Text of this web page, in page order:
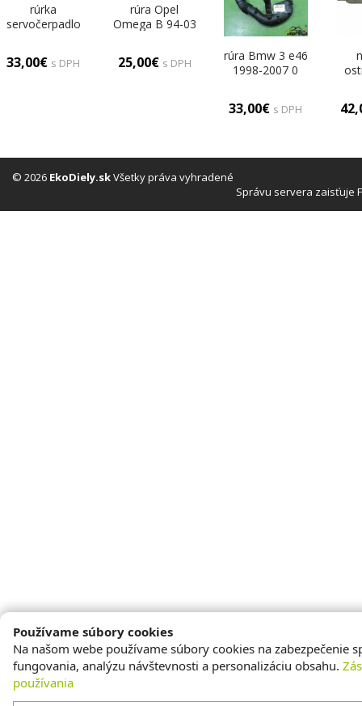
rúrka
servočerpadlo
33,00€ s DPH
rúra Opel
Omega B 94-03
25,00€ s DPH
rúra Bmw 3 e46
1998-2007 0
33,00€ s DPH
© 2026 EkoDiely.skVšetky práva vyhradené
Správu servera zaisťuje
Používame súbory cookies
Na našom webe používame súbory cookies na zabezpečenie
fungovania, analýzu návštevnosti a personalizáciu obsahu.
používania